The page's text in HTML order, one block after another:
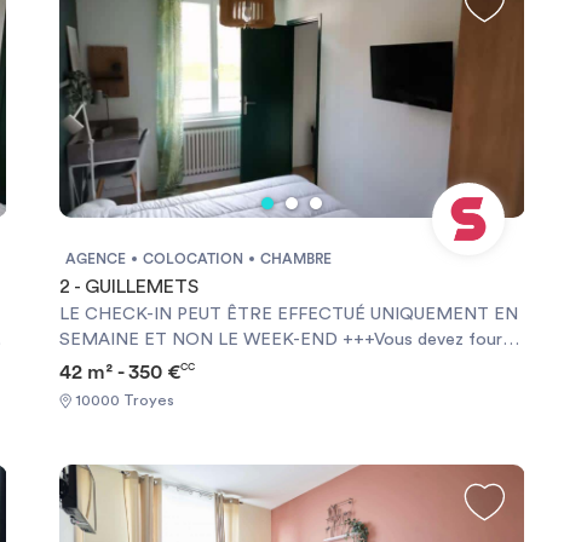
AGENCE COLOCATION CHAMBRE
2 - GUILLEMETS
LE CHECK-IN PEUT ÊTRE EFFECTUÉ UNIQUEMENT EN
SEMAINE ET NON LE WEEK-END +++Vous devez fournir
une Garantie Visale obligatoirement et une assurance
habitation+++ [ENG] CHECK-IN CAN ONLY BE DONE
ON WEEKDAYS AND NOT AT WEEKENDS +++You must
42 m² - 350 €CC
10000 Troyes